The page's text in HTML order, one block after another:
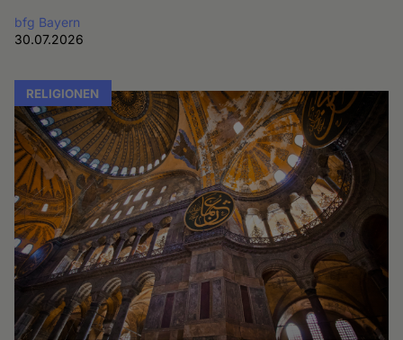
bfg Bayern
30.07.2026
RELIGIONEN